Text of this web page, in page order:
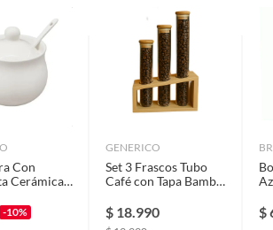
Con
Cerámica
-10%
GENERICO
Set 3 Frascos Tubo
Café con Tapa Bambú
Decorativos / Cocina
Premium
$ 18.990 $